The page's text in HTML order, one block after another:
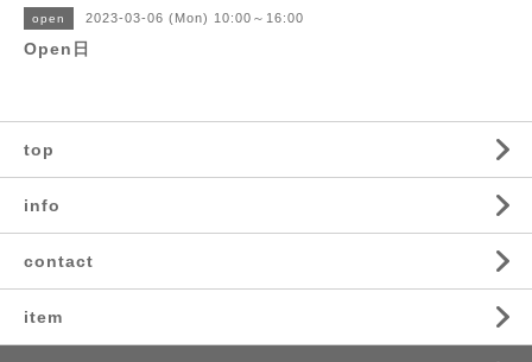
open 2023-03-06 (Mon) 10:00～16:00
Open日
top
info
contact
item